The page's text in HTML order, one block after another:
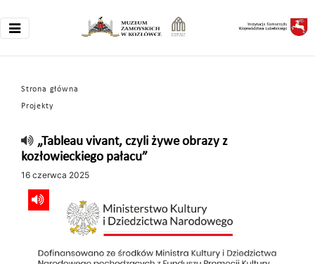
Strona główna
Projekty
„Tableau vivant, czyli żywe obrazy z
kozłowieckiego pałacu”
16 czerwca 2025